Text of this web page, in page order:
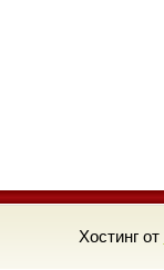
Хостинг от